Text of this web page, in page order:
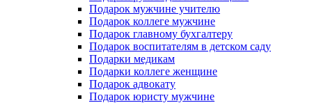
Подарок мужчине учителю
Подарок коллеге мужчине
Подарок главному бухгалтеру
Подарок воспитателям в детском саду
Подарки медикам
Подарки коллеге женщине
Подарок адвокату
Подарок юристу мужчине